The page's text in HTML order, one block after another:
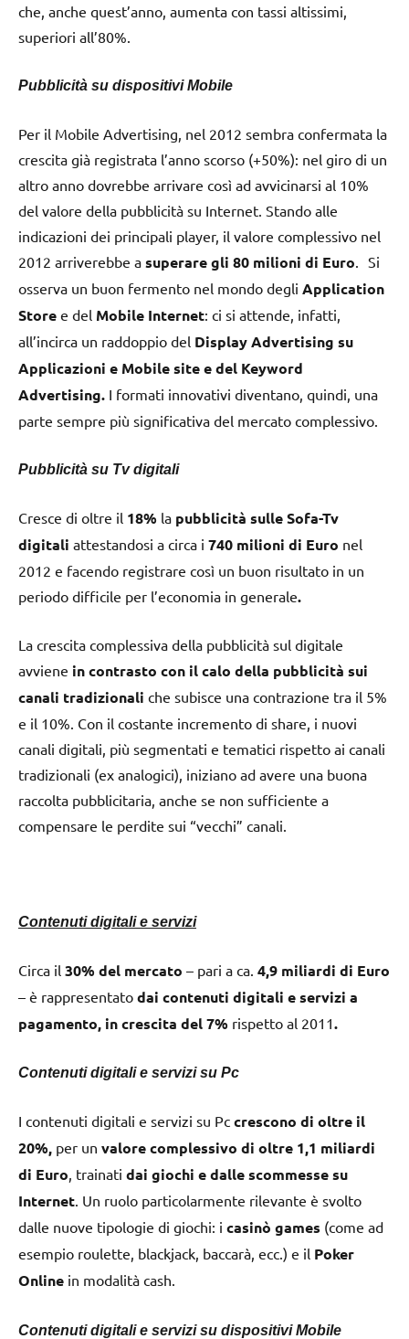
che, anche quest’anno, aumenta con tassi altissimi,
superiori all’80%.
Pubblicità su dispositivi Mobile
Per il Mobile Advertising, nel 2012 sembra confermata la
crescita già registrata l’anno scorso (+50%): nel giro di un
altro anno dovrebbe arrivare così ad avvicinarsi al 10%
del valore della pubblicità su Internet. Stando alle
indicazioni dei principali player, il valore complessivo nel
2012 arriverebbe a superare gli 80 milioni di Euro . Si
osserva un buon fermento nel mondo degli Application
Store e del Mobile Internet: ci si attende, infatti,
all’incirca un raddoppio del Display Advertising su
Applicazioni e Mobile site e del Keyword
Advertising. I formati innovativi diventano, quindi, una
parte sempre più significativa del mercato complessivo.
Pubblicità su Tv digitali
Cresce di oltre il 18% la pubblicità sulle Sofa-Tv
digitali attestandosi a circa i 740 milioni di Euro nel
2012 e facendo registrare così un buon risultato in un
periodo difficile per l’economia in generale.
La crescita complessiva della pubblicità sul digitale
avviene in contrasto con il calo della pubblicità sui
canali tradizionali che subisce una contrazione tra il 5%
e il 10%. Con il costante incremento di share, i nuovi
canali digitali, più segmentati e tematici rispetto ai canali
tradizionali (ex analogici), iniziano ad avere una buona
raccolta pubblicitaria, anche se non sufficiente a
compensare le perdite sui “vecchi” canali.
Contenuti digitali e servizi
Circa il 30% del mercato – pari a ca. 4,9 miliardi di Euro
– è rappresentato dai contenuti digitali e servizi a
pagamento, in crescita del 7% rispetto al 2011.
Contenuti digitali e servizi su Pc
I contenuti digitali e servizi su Pc crescono di oltre il
20%, per un valore complessivo di oltre 1,1 miliardi
di Euro , trainati dai giochi e dalle scommesse su
Internet . Un ruolo particolarmente rilevante è svolto
dalle nuove tipologie di giochi: i casinò games (come ad
esempio roulette, blackjack, baccarà, ecc.) e il Poker
Online in modalità cash.
Contenuti digitali e servizi su dispositivi Mobile